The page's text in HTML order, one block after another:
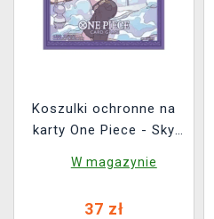
Koszulki ochronne na
karty One Piece - Sky
Vol. 7) (70 szt.)
W magazynie
37 zł